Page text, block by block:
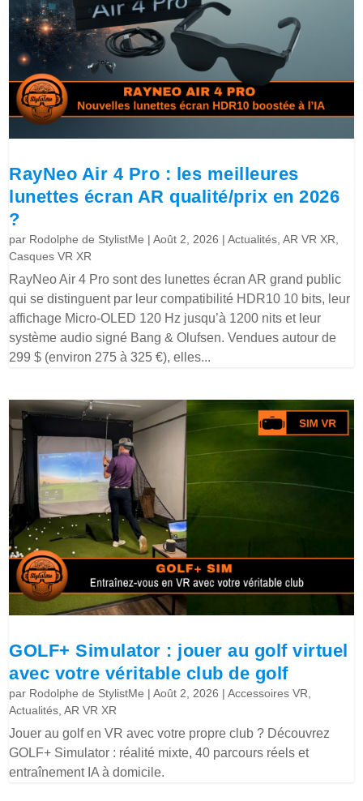
RayNeo Air 4 Pro : les meilleures
lunettes écran AR qualité/prix en 2026
?
par Rodolphe de StylistMe |Août 2, 2026 |Actualités ,AR VR XR
Casques VR XR
RayNeo Air 4 Pro sont des lunettes écran AR grand public
qui se distinguent par leur compatibilité HDR10 10 bits, leur
affichage Micro-OLED 120 Hz jusqu’à 1200 nits et leur
système audio signé Bang & Olufsen. Vendues autour de
299 $ (environ 275 à 325 €), elles...
GOLF+ Simulator : jouer au golf virtuel
avec votre véritable club de golf
par Rodolphe de StylistMe |Août 2, 2026 |Accessoires VR
Actualités ,AR VR XR
Jouer au golf en VR avec votre propre club ? Découvrez
GOLF+ Simulator : réalité mixte, 40 parcours réels et
entraînement IA à domicile.